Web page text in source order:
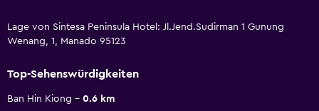
Lage von Sintesa Peninsula Hotel: Jl.Jend.Sudirman 1 Gunung
Wenang, 1, Manado 95123
Top-Sehenswürdigkeiten
Ban Hin Kiong
0.6 km